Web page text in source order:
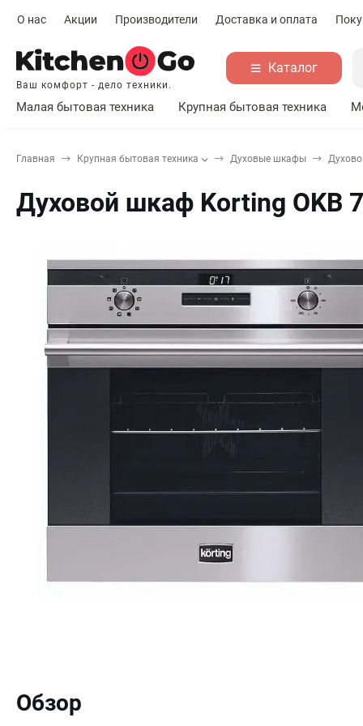
О нас Акции Производители Доставка и оплата
Ваш комфорт - дело техники.
Каталог
Малая бытовая техника Крупная бытовая техника
Главная Крупная бытовая техника Духовые шкафы
Духовой шкаф Korting OKB
Обзор